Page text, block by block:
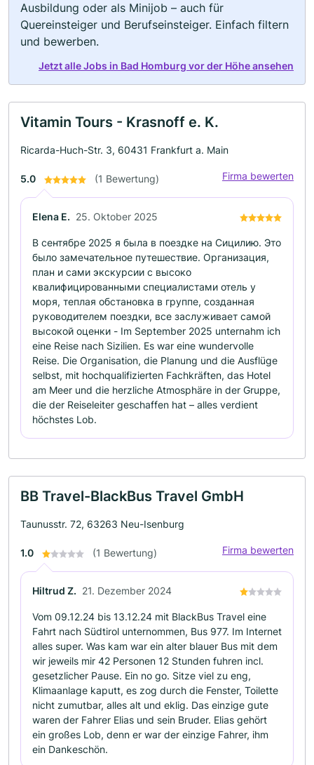
Ausbildung oder als Minijob – auch für
Quereinsteiger und Berufseinsteiger. Einfach filtern
und bewerben.
Jetzt alle Jobs in Bad Homburg vor der Höhe ansehen
Vitamin Tours - Krasnoff e. K.
Ricarda-Huch-Str. 3, 60431 Frankfurt a. Main
5.0 (1 Bewertung) Firma bewerten
Elena E. 25. Oktober 2025
В сентябре 2025 я была в поездке на Сицилию. Это
было замечательное путешествие. Организация,
план и сами экскурсии с высоко
квалифицированными специалистами отель у
моря, теплая обстановка в группе, созданная
руководителем поездки, все заслуживает самой
высокой оценки - Im September 2025 unternahm ich
eine Reise nach Sizilien. Es war eine wundervolle
Reise. Die Organisation, die Planung und die Ausflüge
selbst, mit hochqualifizierten Fachkräften, das Hotel
am Meer und die herzliche Atmosphäre in der Gruppe,
die der Reiseleiter geschaffen hat – alles verdient
höchstes Lob.
BB Travel-BlackBus Travel GmbH
Taunusstr. 72, 63263 Neu-Isenburg
1.0 (1 Bewertung) Firma bewerten
Hiltrud Z. 21. Dezember 2024
Vom 09.12.24 bis 13.12.24 mit BlackBus Travel eine
Fahrt nach Südtirol unternommen, Bus 977. Im Internet
alles super. Was kam war ein alter blauer Bus mit dem
wir jeweils mir 42 Personen 12 Stunden fuhren incl.
gesetzlicher Pause. Ein no go. Sitze viel zu eng,
Klimaanlage kaputt, es zog durch die Fenster, Toilette
nicht zumutbar, alles alt und eklig. Das einzige gute
waren der Fahrer Elias und sein Bruder. Elias gehört
ein großes Lob, denn er war der einzige Fahrer, ihm
ein Dankeschön.